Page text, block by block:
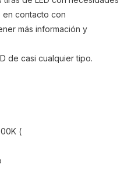
contacto con
más información y
de casi cualquier tipo.
(